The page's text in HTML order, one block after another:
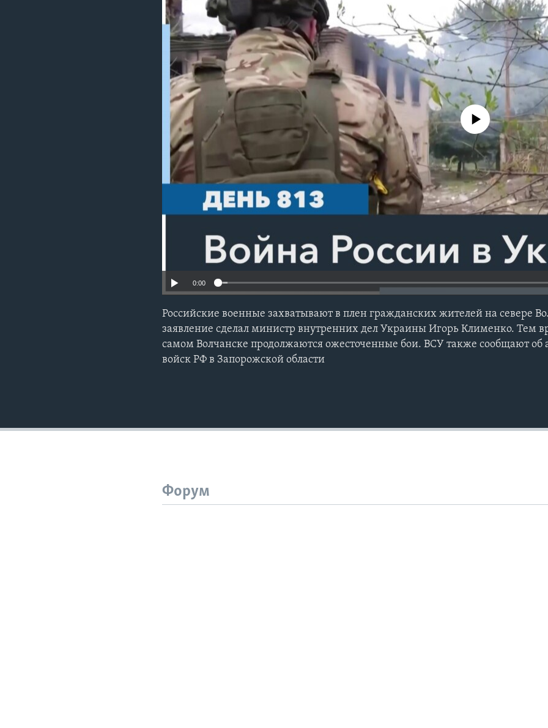
No media source currently
0:00
Российские военные захватывают в плен гражданских жителей на севере
заявление сделал министр внутренних дел Украины Игорь Клименко. Тем
самом Волчанске продолжаются ожесточенные бои. ВСУ также сообщают об
войск РФ в Запорожской области
Форум